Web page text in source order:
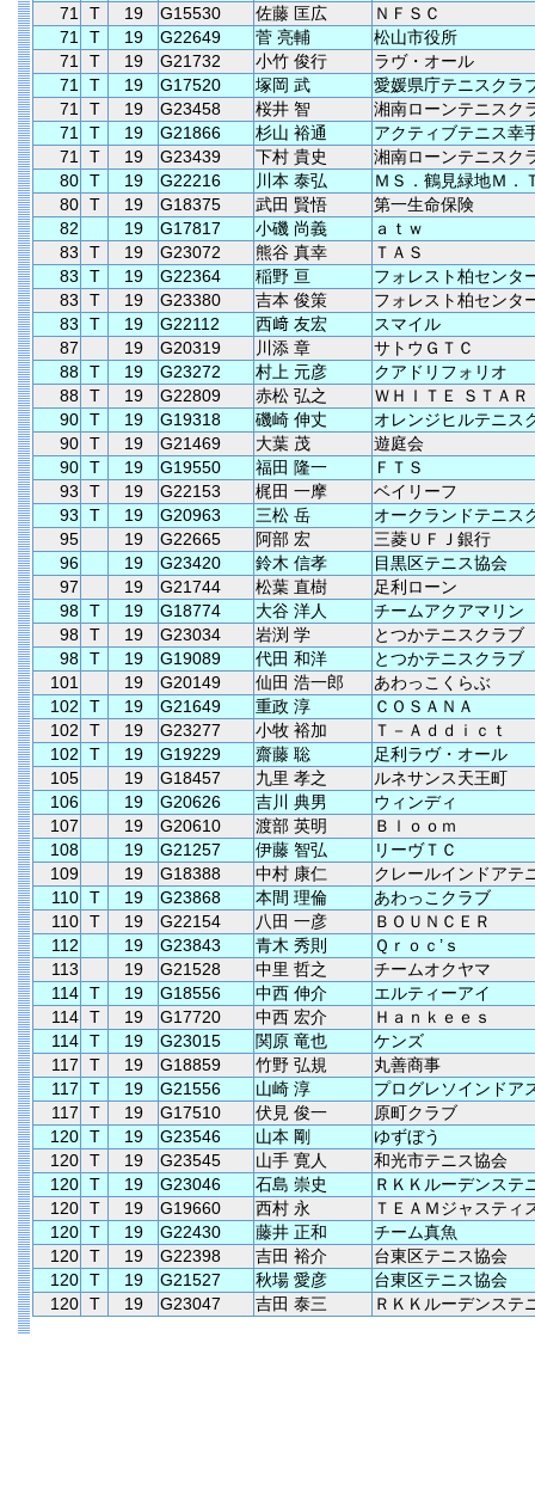
71
T 19 G15530 佐藤 匡広
ＮＦＳＣ
71
T 19 G22649 菅 亮輔
松山市役所
71
T 19 G21732 小竹 俊行
ラヴ・オール
71
T 19 G17520 塚岡 武
愛媛県庁テニスクラ
71
T 19 G23458 桜井 智
湘南ローンテニスク
71
T 19 G21866 杉山 裕通
アクティブテニス幸
71
T 19 G23439 下村 貴史
湘南ローンテニスク
80 T 19 G22216 川本 泰弘
ＭＳ．鶴見緑地Ｍ．
80 T 19 G18375 武田 賢悟
第一生命保険
82
19 G17817 小磯 尚義
ａｔｗ
83
T 19 G23072 熊谷 真幸
ＴＡＳ
83
T 19 G22364 稲野 亘
フォレスト柏センタ
83
T 19 G23380 吉本 俊策
フォレスト柏センタ
83
T 19 G22112 西﨑 友宏
スマイル
87
19 G20319 川添 章
サトウＧＴＣ
88 T 19 G23272 村上 元彦
クアドリフォリオ
88 T 19 G22809 赤松 弘之
ＷＨＩＴＥ ＳＴＡＲ
90 T 19 G19318 磯崎 伸丈
オレンジヒルテニス
90 T 19 G21469 大葉 茂
遊庭会
90 T 19 G19550 福田 隆一
ＦＴＳ
93
T 19 G22153 梶田 一摩
ベイリーフ
93
T 19 G20963 三松 岳
オークランドテニス
95
19 G22665 阿部 宏
三菱ＵＦＪ銀行
96
19 G23420 鈴木 信孝
目黒区テニス協会
97
19 G21744 松葉 直樹
足利ローン
98 T 19 G18774 大谷 洋人
チームアクアマリン
98 T 19 G23034 岩渕 学
とつかテニスクラブ
98 T 19 G19089 代田 和洋
とつかテニスクラブ
101
19 G20149 仙田 浩一郎
あわっこくらぶ
102
T 19 G21649 重政 淳
ＣＯＳＡＮＡ
102
T 19 G23277 小牧 裕加
Ｔ－Ａｄｄｉｃｔ
102
T 19 G19229 齋藤 聡
足利ラヴ・オール
105
19 G18457 九里 孝之
ルネサンス天王町
106
19 G20626 吉川 典男
ウィンディ
107
19 G20610 渡部 英明
Ｂｌｏｏｍ
108
19 G21257 伊藤 智弘
リーヴＴＣ
109
19 G18388 中村 康仁
クレールインドアテ
110 T 19 G23868 本間 理倫
あわっこクラブ
110 T 19 G22154 八田 一彦
ＢＯＵＮＣＥＲ
112
19 G23843 青木 秀則
Ｑｒｏｃ’ｓ
113
19 G21528 中里 哲之
チームオクヤマ
114 T 19 G18556 中西 伸介
エルティーアイ
114 T 19 G17720 中西 宏介
Ｈａｎｋｅｅｓ
114 T 19 G23015 関原 竜也
ケンズ
117
T 19 G18859 竹野 弘規
丸善商事
117
T 19 G21556 山崎 淳
プログレソインドア
117
T 19 G17510 伏見 俊一
原町クラブ
120 T 19 G23546 山本 剛
ゆずぼう
120 T 19 G23545 山手 寛人
和光市テニス協会
120 T 19 G23046 石島 崇史
ＲＫＫルーデンステ
120 T 19 G19660 西村 永
ＴＥＡＭジャスティ
120 T 19 G22430 藤井 正和
チーム真魚
120 T 19 G22398 吉田 裕介
台東区テニス協会
120 T 19 G21527 秋場 愛彦
台東区テニス協会
120 T 19 G23047 吉田 泰三 ＲＫＫルーデンステ